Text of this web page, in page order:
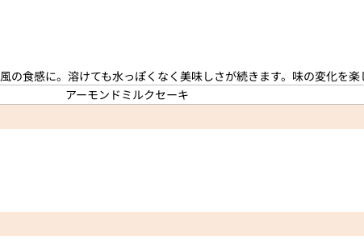
食感に。溶けても水っぽくなく美味しさが続きます。味の変化を楽